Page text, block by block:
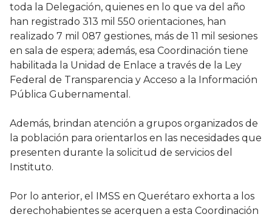
toda la Delegación, quienes en lo que va del año
han registrado 313 mil 550 orientaciones, han
realizado 7 mil 087 gestiones, más de 11 mil sesiones
en sala de espera; además, esa Coordinación tiene
habilitada la Unidad de Enlace a través de la Ley
Federal de Transparencia y Acceso a la Información
Pública Gubernamental.
Además, brindan atención a grupos organizados de
la población para orientarlos en las necesidades que
presenten durante la solicitud de servicios del
Instituto.
Por lo anterior, el IMSS en Querétaro exhorta a los
derechohabientes se acerquen a esta Coordinación